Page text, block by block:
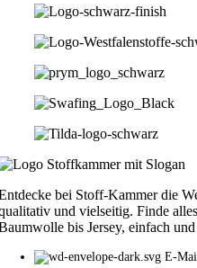
bei Stoff-Kammer die
und vielseitig. Finde
bis Jersey, einfach
E-